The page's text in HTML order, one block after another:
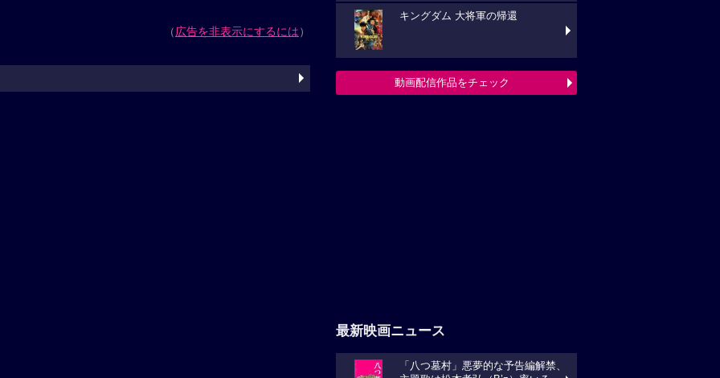
（広告を非表示にするには）
キングダム 大将軍の帰還
動画配信作品をチェック
最新映画ニュース
「八つ墓村」悪夢的な予告編解禁、